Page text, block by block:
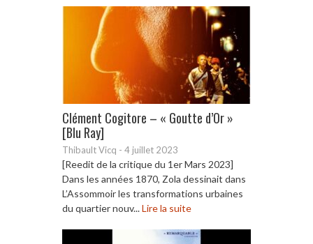
Clément Cogitore – « Goutte d’Or »
[Blu Ray]
Thibault Vicq - 4 juillet 2023
[Reedit de la critique du 1er Mars 2023]
Dans les années 1870, Zola dessinait dans
L’Assommoir les transformations urbaines
du quartier nouv...Lire la suite